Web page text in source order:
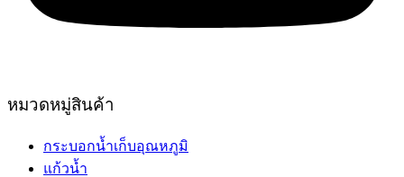
หมวดหมู่สินค้า
กระบอกน้ำเก็บอุณหภูมิ
แก้วน้ำ